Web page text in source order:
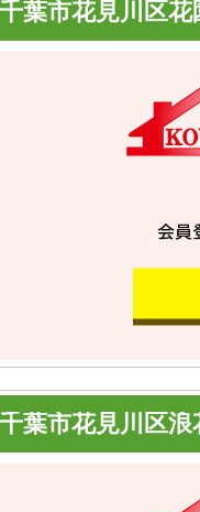
千葉市花見川区
千葉市花見川区